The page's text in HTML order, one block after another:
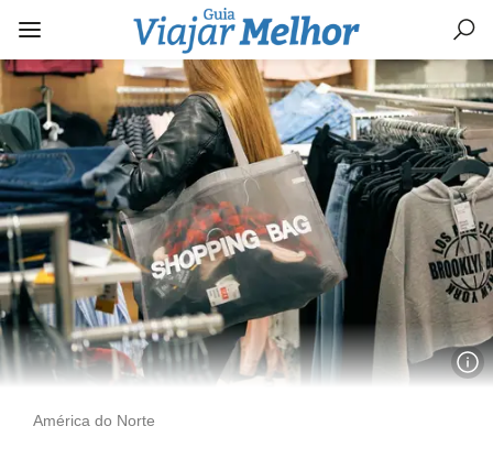
América do Norte